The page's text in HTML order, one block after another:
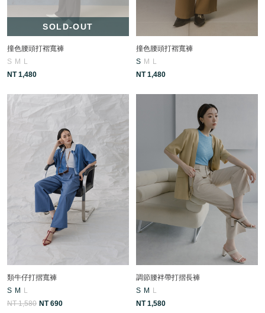
SOLD-OUT
撞色腰頭打褶寬褲
S M
L
NT 1,480
撞色腰頭打褶寬褲
S M
L
NT 1,480
類牛仔打摺寬褲
S M L
NT 1,580 NT 690
調節腰袢帶打摺長褲
S M L
NT 1,580